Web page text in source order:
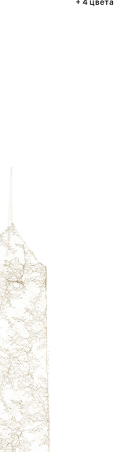
+ 4 цвета